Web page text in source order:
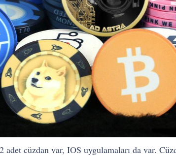
cüzdan var, IOS uygulamaları da var.